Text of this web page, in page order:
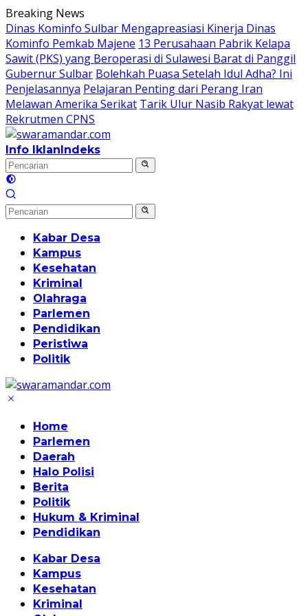
Langsung
ke
konten
Breaking News
Dinas Kominfo Sulbar Mengapreasiasi Kinerja Dinas
Kominfo Pemkab Majene 13 Perusahaan Pabrik Kelapa
Sawit (PKS) yang Beroperasi di Sulawesi Barat di Panggil
Gubernur Sulbar Bolehkah Puasa Setelah Idul Adha? Ini
Penjelasannya Pelajaran Penting dari Perang Iran
Melawan Amerika Serikat Tarik Ulur Nasib Rakyat lewat
Rekrutmen CPNS
Info IklanIndeks
Kabar Desa
Kampus
Kesehatan
Kriminal
Olahraga
Parlemen
Pendidikan
Peristiwa
Politik
Home
Parlemen
Daerah
Halo Polisi
Berita
Politik
Hukum & Kriminal
Pendidikan
Kabar Desa
Kampus
Kesehatan
Kriminal